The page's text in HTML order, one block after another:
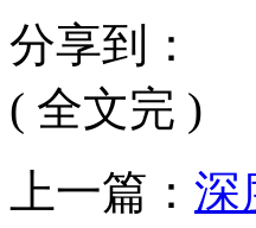
分享到：
( 全文完 )
上一篇： 深